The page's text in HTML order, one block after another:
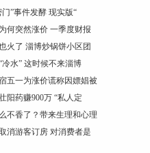
”事件发酵 现实版“
何突然涨价 一季度财报
火了 淄博炒锅饼小区团
水” 这时候不来淄博
五一为涨价谎称因嫖娼被
阳药赚900万 “私人定
不香了？带来生理和心理
消游客订房 对消费者是